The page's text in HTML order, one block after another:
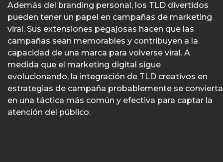
Además del branding personal, los TLD divertidos
pueden tener un papel en campañas de marketing
viral. Sus extensiones pegajosas hacen que las
campañas sean memorables y contribuyen a la
capacidad de una marca para volverse viral. A
medida que el marketing digital sigue
evolucionando, la integración de TLD creativos en
estrategias de campaña probablemente se convierta
en una táctica más común y efectiva para captar la
atención del público.